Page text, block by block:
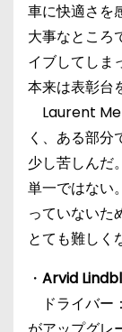
車に快適さを
大事なところ
イブしてしま
本来は表彰台
Laurent
く、ある部分
少し苦しんだ
単一ではない
っていないた
とても難しく
・ Arvid
ドライバー